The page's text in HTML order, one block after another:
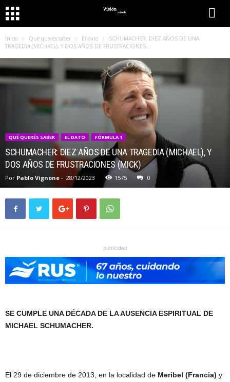
Inicio Qué querés saber El dato
SCHUMACHER: DIEZ AÑOS DE UNA
TRAGEDIA (MICHAEL), Y DOS AÑOS DE FRUSTRACIONES...
QUÉ QUERÉS SABER EL DATO FÓRMULA 1
SCHUMACHER: DIEZ AÑOS DE UNA TRAGEDIA (MICHAEL), Y
DOS AÑOS DE FRUSTRACIONES (MICK)
Por Pablo Vignone - 28/12/2023 1575 0
publicidad
SE CUMPLE UNA DÉCADA DE LA AUSENCIA ESPIRITUAL DE
MICHAEL SCHUMACHER.
El 29 de diciembre de 2013, en la localidad de Meribel (Francia) y